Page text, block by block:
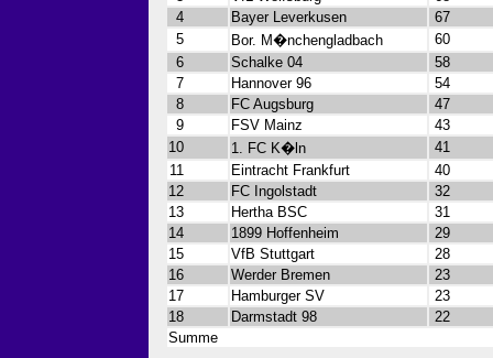
4
Bayer Leverkusen
67
5
Bor. M�nchengladbach
60
6
Schalke 04
58
7
Hannover 96
54
8
FC Augsburg
47
9
FSV Mainz
43
10
1. FC K�ln
41
11
Eintracht Frankfurt
40
12
FC Ingolstadt
32
13
Hertha BSC
31
14
1899 Hoffenheim
29
15
VfB Stuttgart
28
16
Werder Bremen
23
17
Hamburger SV
23
18
Darmstadt 98
22
Summe